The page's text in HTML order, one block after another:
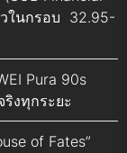
วในกรอบ 32.95-
Pura 90s
งทุกระยะ
of Fates”